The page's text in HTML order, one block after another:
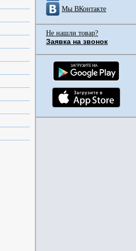
Мы ВКонтакте
Не нашли товар?
Заявка на звонок